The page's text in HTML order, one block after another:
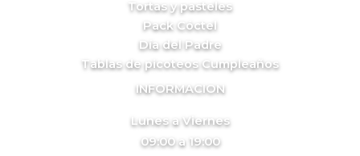
Tortas y pasteles
Pack Cóctel
Día del Padre
Tablas de picoteos Cumpleaños
INFORMACION
Lunes a Viernes
09:00 a 19:00